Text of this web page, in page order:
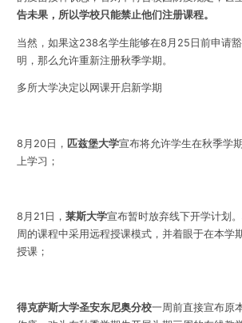
告未果，所以学校只能禁止他们注册课程。
当然，如果这238名学生能够在8月25日前申请
明，那么允许重新注册秋季学期。
多所大学决定以网课开启新学期
8月20日， 匹兹堡大学宣布将允许学生在秋季学
上学习；
8月21日， 莱斯大学宣布暂时放弃线下开学计划
周的课程中采用远程授课模式，并着眼于在本学
授课；
得克萨斯大学圣安东尼奥分校一周前直接宣布原